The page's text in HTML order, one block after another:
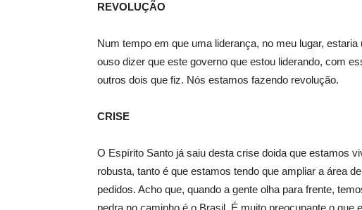
REVOLUÇÃO
Num tempo em que uma liderança, no meu lugar,
ouso dizer que este governo que estou liderando, com
outros dois que fiz. Nós estamos fazendo revolução.
CRISE
O Espírito Santo já saiu desta crise doida que estamos
robusta, tanto é que estamos tendo que ampliar a área
pedidos. Acho que, quando a gente olha para frente,
pedra no caminho é o Brasil. É muito preocupante o que